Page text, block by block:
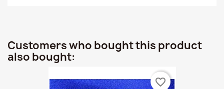
Customers who bought this product
also bought:
favorite_border